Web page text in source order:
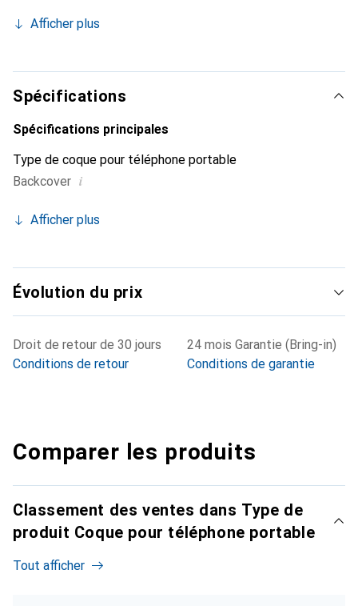
et essentiel de votre smartphone. Reconnaître
marque Noreve est un choix sûr pour une clientèle
exigeante.
Afficher plus
Spécifications
Spécifications principales
Type de coque pour téléphone portable
Backcover i
Afficher plus
Évolution du prix
Droit de retour de 30 jours
Conditions de retour
24 mois Garantie (Bring-in)
Conditions de garantie
Comparer les produits
Classement des ventes dans Type de
produit Coque pour téléphone portable
Tout afficher